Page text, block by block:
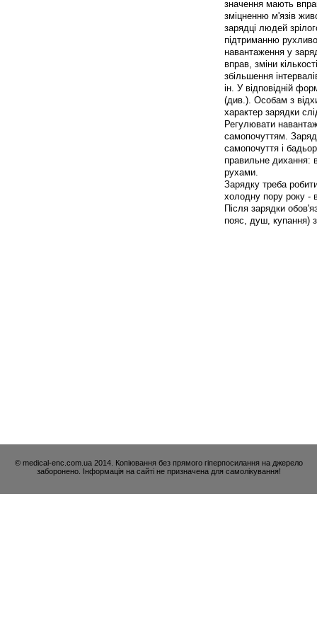
значення мають
зміцненню м'язів
зарядці людей
підтриманню
навантаження у
вправ, зміни
збільшення
ін. У відповідній
(див.). Особам з
характер зарядки
Регулювати
самопочуттям.
самопочуття і
правильне дихання:
рухами.
Зарядку треба
холодну пору року -
Після зарядки
пояс, душ, купання)
© medical-enc.com.ua 2014. Копіювання без прямого гіперпосилання на джерело
заборонено. Інформація на сайті не призначена для самолікування!